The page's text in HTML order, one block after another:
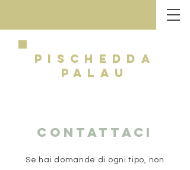
PISCHEDDA
PALAU
CONTATTACI
Se hai domande di ogni tipo, non